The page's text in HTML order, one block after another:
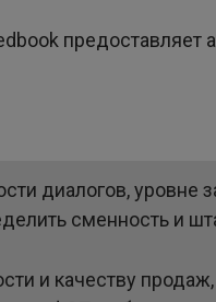
предоставляет
диалогов, уровне
сменность и
и качеству